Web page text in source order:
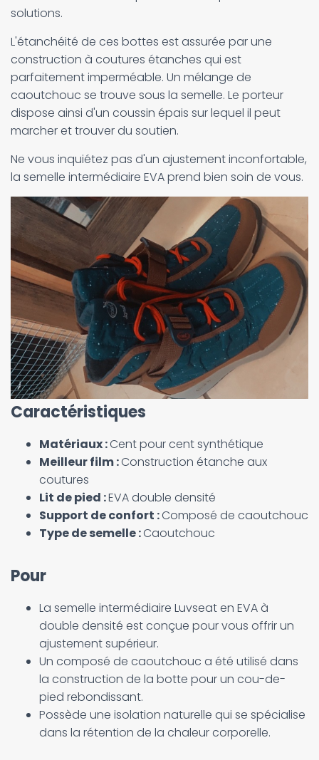
solutions.
L'étanchéité de ces bottes est assurée par une
construction à coutures étanches qui est
parfaitement imperméable. Un mélange de
caoutchouc se trouve sous la semelle. Le porteur
dispose ainsi d'un coussin épais sur lequel il peut
marcher et trouver du soutien.
Ne vous inquiétez pas d'un ajustement inconfortable,
la semelle intermédiaire EVA prend bien soin de vous.
Caractéristiques
Matériaux :Cent pour cent synthétique
Meilleur film :Construction étanche aux
coutures
Lit de pied :EVA double densité
Support de confort :Composé de caoutchouc
Type de semelle :Caoutchouc
Pour
La semelle intermédiaire Luvseat en EVA à
double densité est conçue pour vous offrir un
ajustement supérieur.
Un composé de caoutchouc a été utilisé dans
la construction de la botte pour un cou-de-
pied rebondissant.
Possède une isolation naturelle qui se spécialise
dans la rétention de la chaleur corporelle.